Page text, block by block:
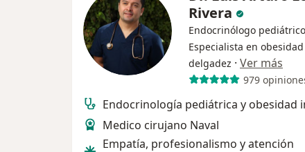
Rivera
Endocrinólogo
Especialista en
delgadez · Ver más
979
Endocrinología pediátrica y obesidad
Medico cirujano Naval
Empatía, profesionalismo y atención